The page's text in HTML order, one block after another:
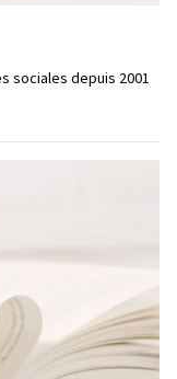
sociales depuis 2001